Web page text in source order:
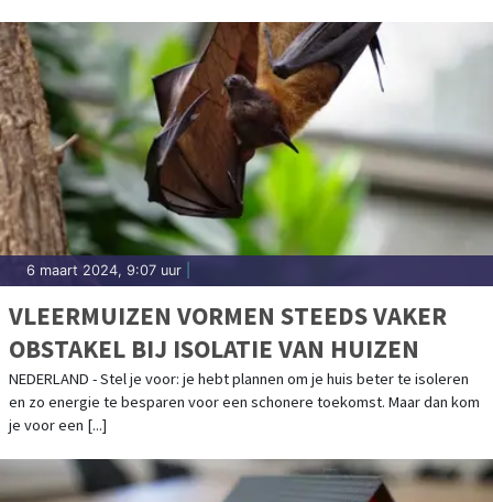
6 maart 2024, 9:07 uur
VLEERMUIZEN VORMEN STEEDS VAKER
OBSTAKEL BIJ ISOLATIE VAN HUIZEN
NEDERLAND - Stel je voor: je hebt plannen om je huis beter te isoleren
en zo energie te besparen voor een schonere toekomst. Maar dan kom
je voor een [...]